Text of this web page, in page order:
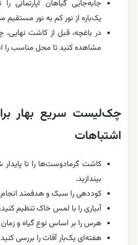
جابه‌جایی گیاهان آپارتمانی
یک‌باره از نور کم به نور مستقیم
در باغچه، قبل از کاشت نهایی،
مشاهده کنید تا محل مناسب را
چک‌لیست سریع بهار
اشتباهات
کاشت گرمادوست‌ها را تا
بیندازید.
کوددهی را سبک و هدفمند
آبیاری را با لمس خاک تنظیم
هرس را بر اساس نوع گیاه و
هفته‌ای یک‌بار آفات را بررسی